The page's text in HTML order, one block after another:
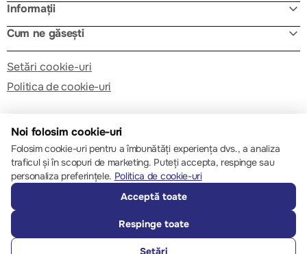
Informații
Cum ne găsești
Setări cookie-uri
Politica de cookie-uri
© 2013 – 2026 ECOM
Noi folosim cookie-uri
Folosim cookie-uri pentru a îmbunătăți experiența dvs., a analiza
traficul și în scopuri de marketing. Puteți accepta, respinge sau
personaliza preferințele. Politica de cookie-uri
Acceptă toate
Respinge toate
Setări